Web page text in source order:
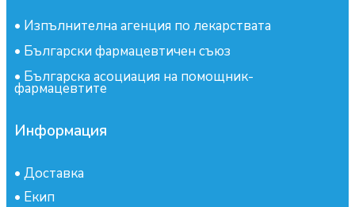
• Изпълнителна агенция по лекарствата
• Български фармацевтичен съюз
• Българска асоциация на помощник-
фармацевтите
Информация
• Доставка
• Екип